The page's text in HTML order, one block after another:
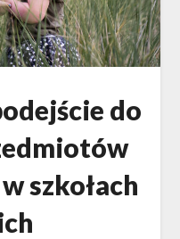
do
szkołach